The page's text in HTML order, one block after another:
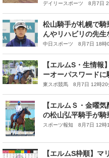
デイリースポーツ 8月7日
松山騎手が札幌で騎
んやリハビリの先生
週間でした」
中日スポーツ 8月7日 18時
【エルムS・生情
ーオーパスワードに
東スポ競馬 8月7日 12時20
【エルムＳ・金曜
の松山弘平騎手が
りません」
スポーツ報知 8月7日 12時
【エルムS枠順】